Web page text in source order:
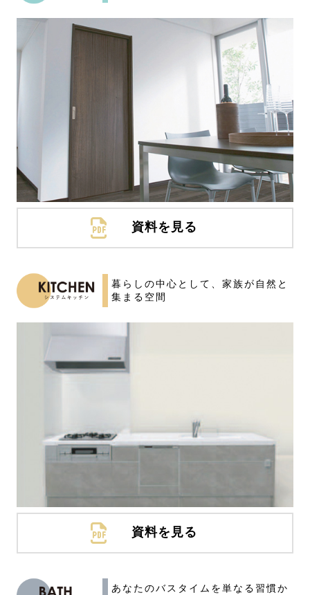
資料を見る
暮らしの中心として、 家族が自然と
集まる空間
資料を見る
あなたのバスタイムを単なる習慣か